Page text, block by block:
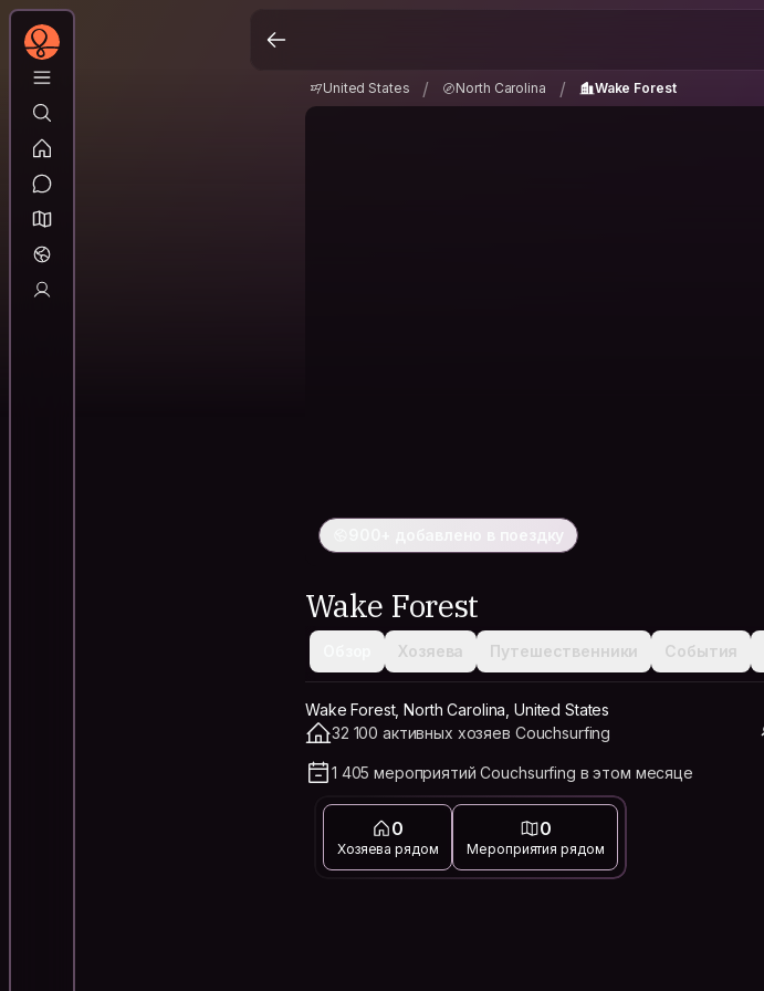
United States / North Carolina / Wake Forest
900+ добавлено в поездку
Wake Forest
Хозяева Путешественники События
Wake Forest, North Carolina, United States
32 100 активных хозяев Couchsurfing
1 405 мероприятий Couchsurfing в этом месяце
0
Хозяева рядом
0
Мероприятия рядом